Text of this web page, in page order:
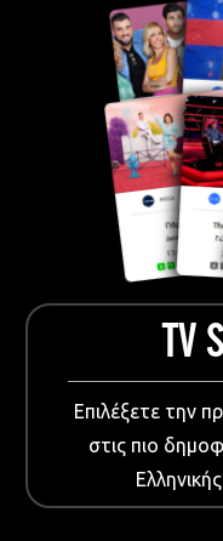
Events & Conference
Dissemination material
Medical &
VIDEO Projections
Kids content
TV
Επιλέξετε την
στις πιο